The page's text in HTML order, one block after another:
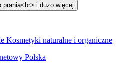
Kosmetyki naturalne i organiczne